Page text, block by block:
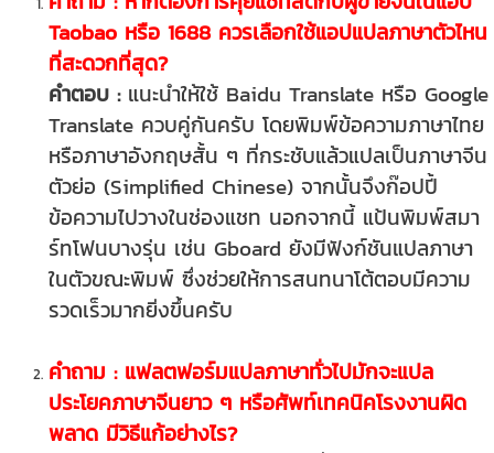
Taobao หรือ 1688 ควรเลือกใช้แอปแปลภาษาตัวไหน
ที่สะดวกที่สุด?
คำตอบ :แนะนำให้ใช้ Baidu Translate หรือ Google
Translate ควบคู่กันครับ โดยพิมพ์ข้อความภาษาไทย
หรือภาษาอังกฤษสั้น ๆ ที่กระชับแล้วแปลเป็นภาษาจีน
ตัวย่อ (Simplified Chinese) จากนั้นจึงก๊อปปี้
ข้อความไปวางในช่องแชท นอกจากนี้ แป้นพิมพ์สมา
ร์ทโฟนบางรุ่น เช่น Gboard ยังมีฟังก์ชันแปลภาษา
ในตัวขณะพิมพ์ ซึ่งช่วยให้การสนทนาโต้ตอบมีความ
รวดเร็วมากยิ่งขึ้นครับ
คำถาม : แฟลตฟอร์มแปลภาษาทั่วไปมักจะแปล
ประโยคภาษาจีนยาว ๆ หรือศัพท์เทคนิคโรงงานผิด
พลาด มีวิธีแก้อย่างไร?